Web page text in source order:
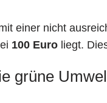
einer nicht
100 Euro liegt.
grüne